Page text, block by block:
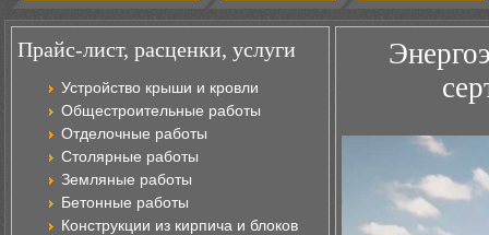
Прайс-лист, расценки, услуги
Устройство крыши и кровли
Общестроительные работы
Отделочные работы
Столярные работы
Земляные работы
Бетонные работы
Конструкции из кирпича и блоков